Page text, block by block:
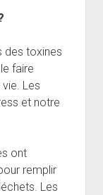
des toxines
faire
Les
et notre
ont
remplir
Les